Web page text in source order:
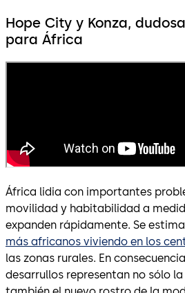
Hope City y Konza,
para África
África lidia con importantes
movilidad y habitabilidad a
expanden rápidamente. Se
más africanos viviendo en los
las zonas rurales. En
desarrullos representan no sólo